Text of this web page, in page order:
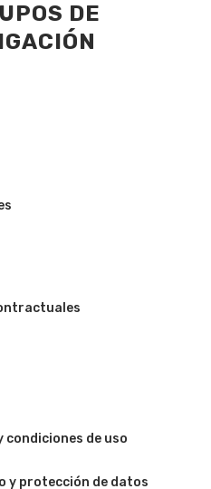
DE
condiciones de uso
y protección de datos